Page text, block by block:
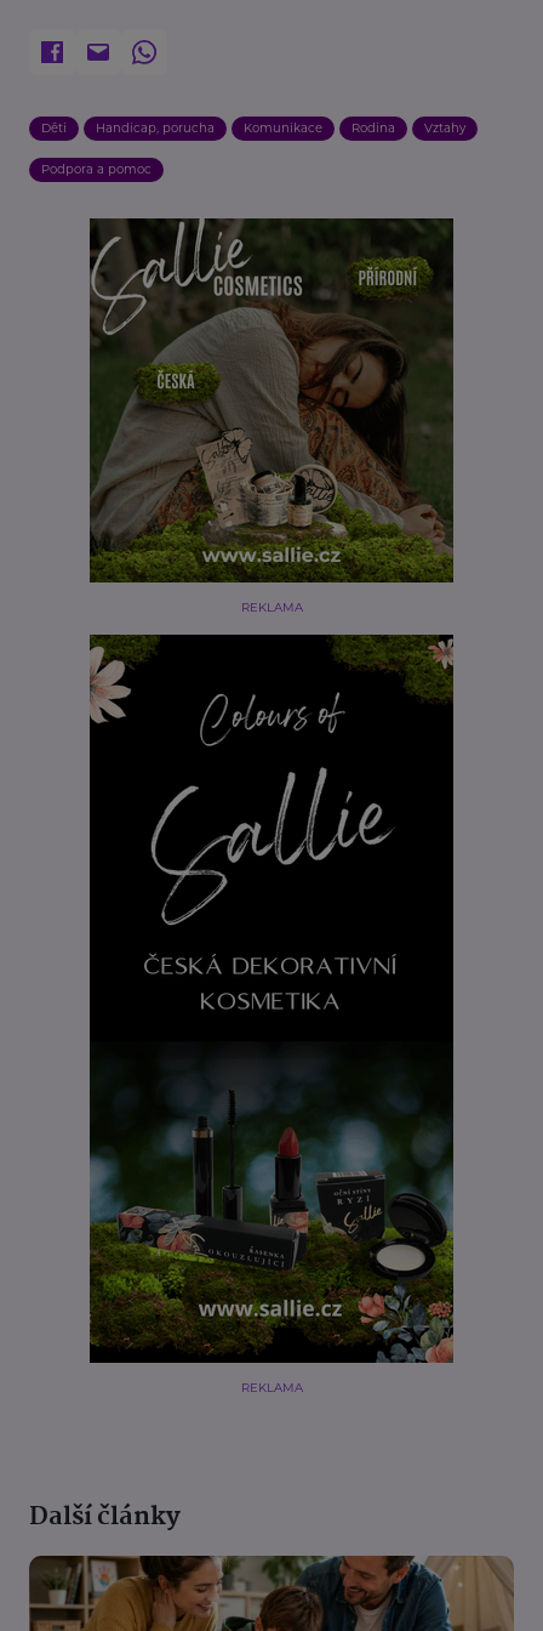
Děti Handicap, porucha Komunikace Rodina Vztahy
Podpora a pomoc
REKLAMA
REKLAMA
Další články